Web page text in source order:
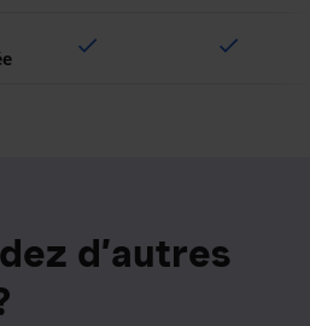
check check
d’autres